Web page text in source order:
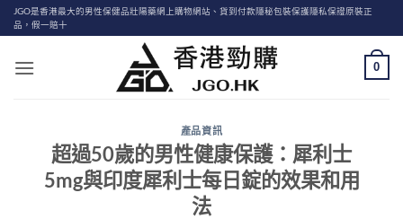
Skip
to
JGO是香港最大的男性保健品壯陽藥網上購物網站、貨到付款隱秘包裝保護隱私保證原裝正
品，假一賠十
0
產品資訊
超過50歲的男性健康保護：犀利士
5mg與印度犀利士每日錠的效果和用
法